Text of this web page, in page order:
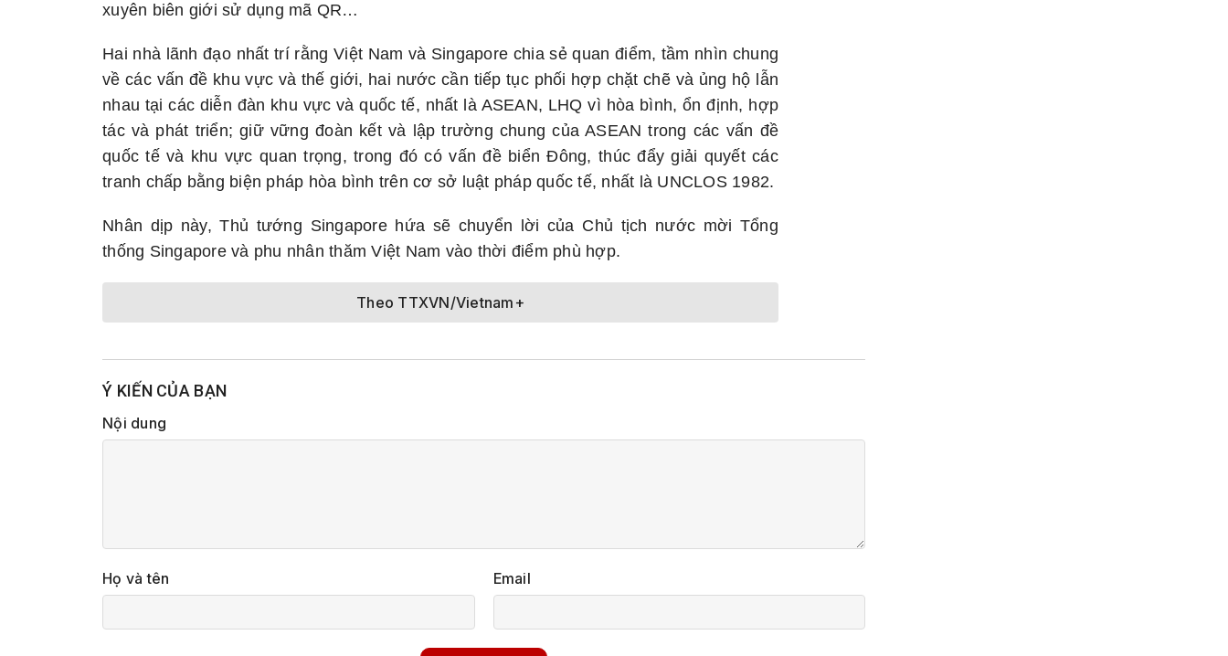
xuyên biên giới sử dụng mã QR…
Hai nhà lãnh đạo nhất trí rằng Việt Nam và Singapore chia sẻ quan điểm, tầm nhìn chung
về các vấn đề khu vực và thế giới, hai nước cần tiếp tục phối hợp chặt chẽ và ủng hộ lẫn
nhau tại các diễn đàn khu vực và quốc tế, nhất là ASEAN, LHQ vì hòa bình, ổn định, hợp
tác và phát triển; giữ vững đoàn kết và lập trường chung của ASEAN trong các vấn đề
quốc tế và khu vực quan trọng, trong đó có vấn đề biển Đông, thúc đẩy giải quyết các
tranh chấp bằng biện pháp hòa bình trên cơ sở luật pháp quốc tế, nhất là UNCLOS 1982.
Nhân dịp này, Thủ tướng Singapore hứa sẽ chuyển lời của Chủ tịch nước mời Tổng
thống Singapore và phu nhân thăm Việt Nam vào thời điểm phù hợp.
Theo TTXVN/Vietnam+
Ý KIẾN CỦA BẠN
Nội dung
Họ và tên Email